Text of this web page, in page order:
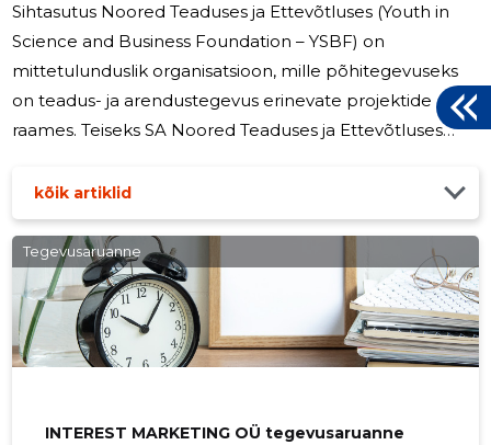
Sihtasutus Noored Teaduses ja Ettevõtluses (Youth in
Science and Business Foundation – YSBF) on
mittetulunduslik organisatsioon, mille põhitegevuseks
on teadus- ja arendustegevus erinevate projektide
raames. Teiseks SA Noored Teaduses ja Ettevõtluses
eesmärgiks on propageerida ettevõtlust tudengite,
noorte ja laiemate rahvahulkade seas nii Eestis kui ka
välismaal. 2024. aastal tegeles SA edukalt mitmete
projektidega, sealhulgas peamiselt üle-Euroopaliste
Erasmus+ projektidega. Täpsema ülevaate antud
projektidest võib leida SA koduleheküljel
kõik artiklid
Tegevusaruanne
INTEREST MARKETING OÜ tegevusaruanne